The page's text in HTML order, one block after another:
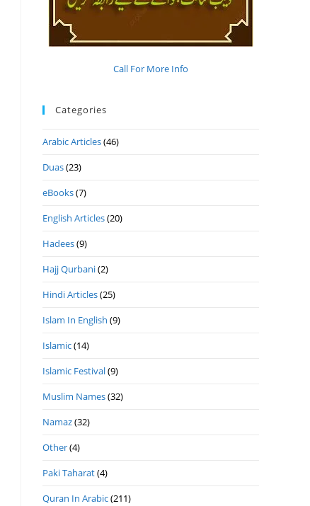
Call For More Info
Categories
Arabic Articles(46)
Duas(23)
eBooks(7)
English Articles(20)
Hadees(9)
Hajj Qurbani(2)
Hindi Articles(25)
Islam In English (9)
Islamic(14)
Islamic Festival(9)
Muslim Names(32)
Namaz(32)
Other(4)
Paki Taharat(4)
Quran In Arabic(211)